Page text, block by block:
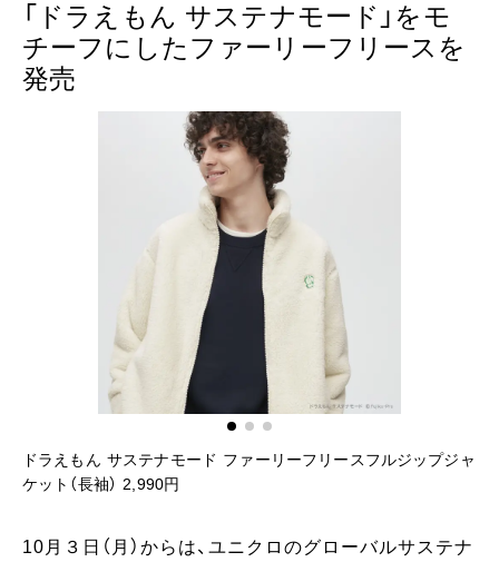
「ドラえもん サステナモード」をモ
チーフにしたファーリーフリースを
発売
ドラえもん サステナモード ファーリーフリースフルジップジャ
ケット（長袖） 2,990円
10月３日（月）からは、ユニクロのグローバルサステナ